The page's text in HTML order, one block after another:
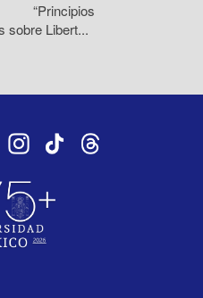
“Principios
sobre Libert...